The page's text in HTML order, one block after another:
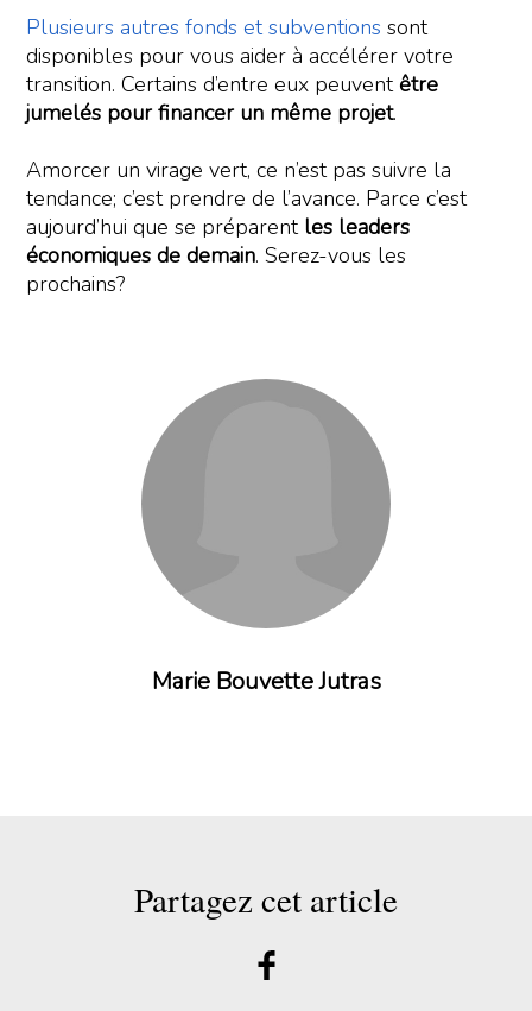
Plusieurs autres fonds et subventions sont
disponibles pour vous aider à accélérer votre
transition. Certains d’entre eux peuventêtre
jumelés pour financer un même projet.
Amorcer un virage vert, ce n’est pas suivre la
tendance; c’est prendre de l’avance. Parce c’est
aujourd’hui que se préparent les leaders
économiques de demain. Serez-vous les
prochains?
Marie Bouvette Jutras
Partagez cet article